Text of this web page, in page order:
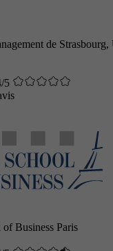
de
5
Business Paris